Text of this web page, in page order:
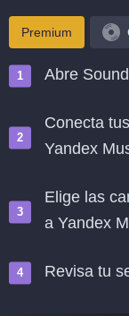
Premium
Abre
Conecta
Yandex
Elige las
a Yandex
Revisa tu